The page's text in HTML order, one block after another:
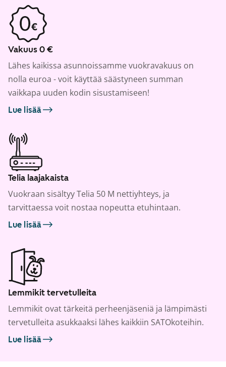
Vakuus 0 €
Lähes kaikissa asunnoissamme vuokravakuus on
nolla euroa - voit käyttää säästyneen summan
vaikkapa uuden kodin sisustamiseen!
Lue lisää
Telia laajakaista
Vuokraan sisältyy Telia 50 M nettiyhteys, ja
tarvittaessa voit nostaa nopeutta etuhintaan.
Lue lisää
Lemmikit tervetulleita
Lemmikit ovat tärkeitä perheenjäseniä ja lämpimästi
tervetulleita asukkaaksi lähes kaikkiin SATOkoteihin.
Lue lisää